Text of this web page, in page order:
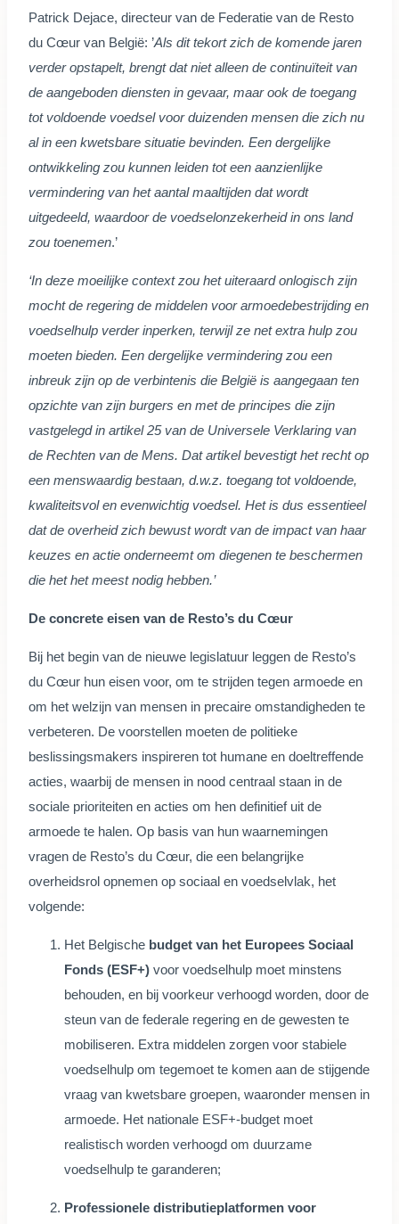
Patrick Dejace, directeur van de Federatie van de Resto
du Cœur van België: ’Als dit tekort zich de komende jaren
verder opstapelt, brengt dat niet alleen de continuïteit van
de aangeboden diensten in gevaar, maar ook de toegang
tot voldoende voedsel voor duizenden mensen die zich nu
al in een kwetsbare situatie bevinden. Een dergelijke
ontwikkeling zou kunnen leiden tot een aanzienlijke
vermindering van het aantal maaltijden dat wordt
uitgedeeld, waardoor de voedselonzekerheid in ons land
zou toenemen.’
‘In deze moeilijke context zou het uiteraard onlogisch zijn
mocht de regering de middelen voor armoedebestrijding en
voedselhulp verder inperken, terwijl ze net extra hulp zou
moeten bieden. Een dergelijke vermindering zou een
inbreuk zijn op de verbintenis die België is aangegaan ten
opzichte van zijn burgers en met de principes die zijn
vastgelegd in artikel 25 van de Universele Verklaring van
de Rechten van de Mens. Dat artikel bevestigt het recht op
een menswaardig bestaan, d.w.z. toegang tot voldoende,
kwaliteitsvol en evenwichtig voedsel. Het is dus essentieel
dat de overheid zich bewust wordt van de impact van haar
keuzes en actie onderneemt om diegenen te beschermen
die het het meest nodig hebben.’
De concrete eisen van de Resto’s du Cœur
Bij het begin van de nieuwe legislatuur leggen de Resto’s
du Cœur hun eisen voor, om te strijden tegen armoede en
om het welzijn van mensen in precaire omstandigheden te
verbeteren. De voorstellen moeten de politieke
beslissingsmakers inspireren tot humane en doeltreffende
acties, waarbij de mensen in nood centraal staan in de
sociale prioriteiten en acties om hen definitief uit de
armoede te halen. Op basis van hun waarnemingen
vragen de Resto’s du Cœur, die een belangrijke
overheidsrol opnemen op sociaal en voedselvlak, het
volgende:
Het Belgische budget van het Europees Sociaal
Fonds (ESF+) voor voedselhulp moet minstens
behouden, en bij voorkeur verhoogd worden, door de
steun van de federale regering en de gewesten te
mobiliseren. Extra middelen zorgen voor stabiele
voedselhulp om tegemoet te komen aan de stijgende
vraag van kwetsbare groepen, waaronder mensen in
armoede. Het nationale ESF+-budget moet
realistisch worden verhoogd om duurzame
voedselhulp te garanderen;
Professionele distributieplatformen voor